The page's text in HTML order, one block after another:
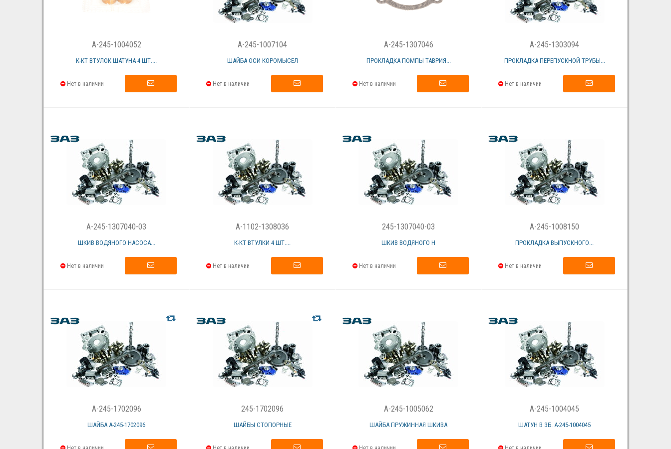
A-245-1004052
К-КТ ВТУЛОК ШАТУНА 4 ШТ....
Нет в наличии
A-245-1007104
ШАЙБА ОСИ КОРОМЫСЕЛ
Нет в наличии
A-245-1307046
ПРОКЛАДКА ПОМПЫ ТАВРИЯ...
Нет в наличии
A-245-1303094
ПРОКЛАДКА ПЕРЕПУСКНОЙ ТРУБЫ...
Нет в наличии
A-245-1307040-03
ШКИВ ВОДЯНОГО НАСОСА...
Нет в наличии
A-1102-1308036
К-КТ ВТУЛКИ 4 ШТ....
Нет в наличии
245-1307040-03
ШКИВ ВОДЯНОГО Н
Нет в наличии
A-245-1008150
ПРОКЛАДКА ВЫПУСКНОГО...
Нет в наличии
A-245-1702096
ШАЙБА А-245-1702096
245-1702096
ШАЙБЫ СТОПОРНЫЕ
A-245-1005062
ШАЙБА ПРУЖИННАЯ ШКИВА
A-245-1004045
ШАТУН В ЗБ. А-245-1004045